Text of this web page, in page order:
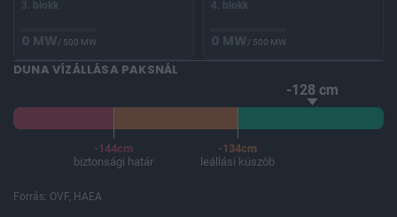
3. blokk
0 MW/ 500 MW
4. blokk
0 MW/ 500 MW
DUNA VÍZÁLLÁSA PAKSNÁL
-128 cm
-144cm
biztonsági határ
-134cm
leállási küszöb
Forrás: OVF, HAEA